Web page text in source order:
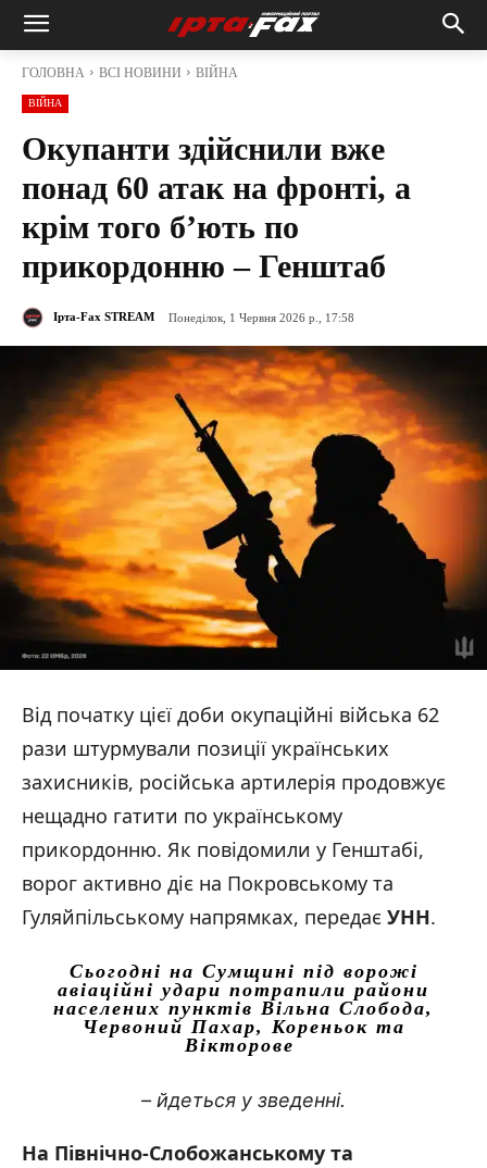
ГОЛОВНА ВСІ НОВИНИ ВІЙНА
ВІЙНА
Окупанти здійснили вже
понад 60 атак на фронті, а
крім того б’ють по
прикордонню – Генштаб
Ірта-Fax STREAM Понеділок, 1 Червня 2026 р., 17:58
Від початку цієї доби окупаційні війська 62
рази штурмували позиції українських
захисників, російська артилерія продовжує
нещадно гатити по українському
прикордонню. Як повідомили у Генштабі,
ворог активно діє на Покровському та
Гуляйпільському напрямках, передає УНН.
Сьогодні на Сумщині під ворожі
авіаційні удари потрапили райони
населених пунктів Вільна Слобода,
Червоний Пахар, Кореньок та
Вікторове
– йдеться у зведенні.
На Північно-Слобожанському та